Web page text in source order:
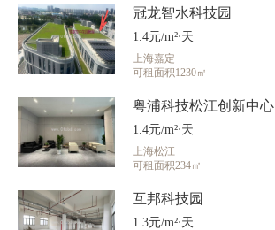
冠龙智水科技园
1.4元/m²⋅天
上海嘉定
可租面积1230㎡
粤浦科技松江创新中心
1.4元/m²⋅天
上海松江
可租面积234㎡
互邦科技园
1.3元/m²⋅天